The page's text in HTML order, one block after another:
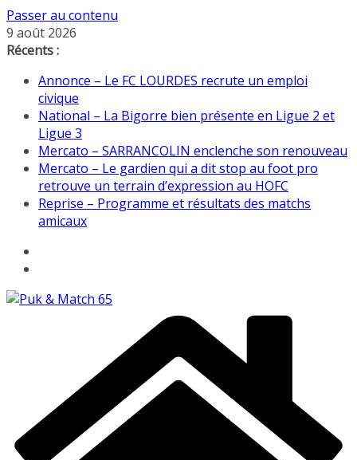
Passer au contenu
9 août 2026
Récents :
Annonce – Le FC LOURDES recrute un emploi
civique
National – La Bigorre bien présente en Ligue 2 et
Ligue 3
Mercato – SARRANCOLIN enclenche son renouveau
Mercato – Le gardien qui a dit stop au foot pro
retrouve un terrain d’expression au HOFC
Reprise – Programme et résultats des matchs
amicaux